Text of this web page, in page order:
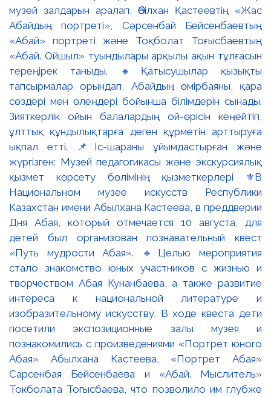
музей залдарын аралап, Әбілхан Қастеевтің «Жас
Абайдың портреті», Сәрсенбай Бейсенбаевтың
«Абай» портреті және Тоқболат Тоғысбаевтың
«Абай. Ойшыл» туындылары арқылы ақын тұлғасын
тереңірек таныды. 🔸Қатысушылар қызықты
тапсырмалар орындап, Абайдың өмірбаяны, қара
сөздері мен өлеңдері бойынша білімдерін сынады.
Зияткерлік ойын балалардың ой-өрісін кеңейтіп,
ұлттық құндылықтарға деген құрметін арттыруға
ықпал етті. 📌Іс-шараны ұйымдастырған және
жүргізген: Музей педагогикасы және экскурсиялық
қызмет көрсету бөлімінің қызметкерлері ⚜️В
Национальном музее искусств Республики
Казахстан имени Абылхана Кастеева, в преддверии
Дня Абая, который отмечается 10 августа, для
детей был организован познавательный квест
«Путь мудрости Абая». 🔹Целью мероприятия
стало знакомство юных участников с жизнью и
творчеством Абая Кунанбаева, а также развитие
интереса к национальной литературе и
изобразительному искусству. В ходе квеста дети
посетили экспозиционные залы музея и
познакомились с произведениями «Портрет юного
Абая» Абылхана Кастеева, «Портрет Абая»
Сарсенбая Бейсенбаева и «Абай. Мыслитель»
Токболата Тогысбаева, что позволило им глубже